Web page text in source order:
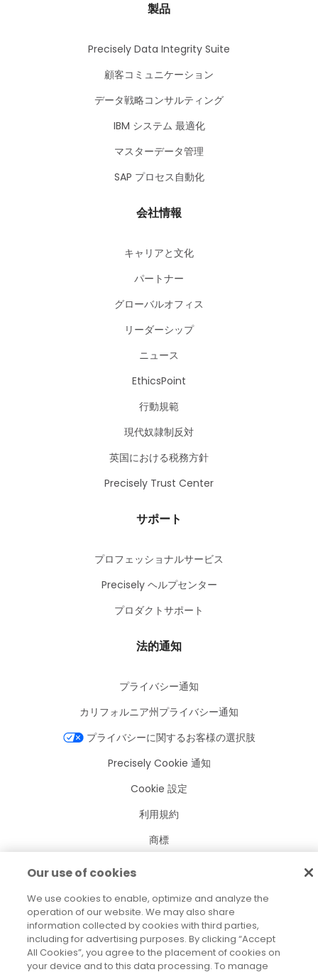
製品
Precisely Data Integrity Suite
顧客コミュニケーション
データ戦略コンサルティング
IBM システム 最適化
マスターデータ管理
SAP プロセス自動化
会社情報
キャリアと文化
パートナー
グローバルオフィス
リーダーシップ
ニュース
EthicsPoint
行動規範
現代奴隷制反対
英国における税務方針
Precisely Trust Center
サポート
プロフェッショナルサービス
Precisely ヘルプセンター
プロダクトサポート
法的通知
プライバシー通知
カリフォルニア州プライバシー通知
プライバシーに関するお客様の選択肢
Precisely Cookie 通知
Cookie 設定
利用規約
商標
2026 © Precisely
Our use of cookies
We use cookies to enable, optimize and analyze the
operation of our website. We may also share
information collected by cookies with third parties,
including for advertising purposes. By clicking “Accept
All Cookies”, you agree to the placement of cookies on
your device and to this data processing. To manage